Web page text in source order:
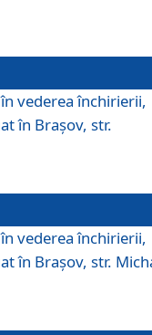
vederea închirierii,
în Braşov, str.
vederea închirierii,
în Braşov, str.